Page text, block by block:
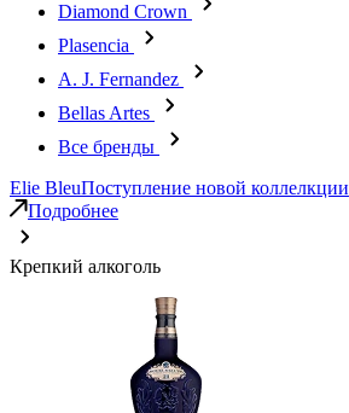
Diamond Crown
Plasencia
A. J. Fernandez
Bellas Artes
Все бренды
Elie BleuПоступление новой коллелкции
Подробнее
Крепкий алкоголь